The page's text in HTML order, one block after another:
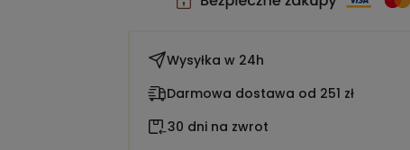
Wysyłka w 24h
Darmowa dostawa od 251 zł
30 dni na zwrot